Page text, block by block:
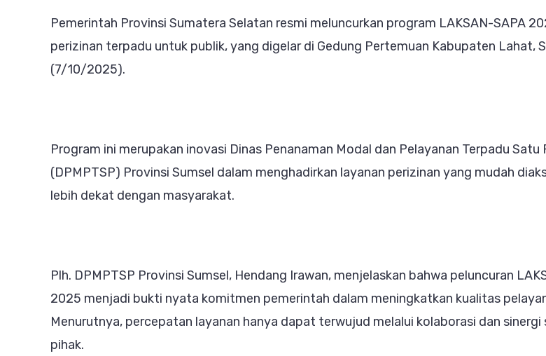
Kemudahan
Perizinan
Sumsel
Pemerintah Provinsi Sumatera Selatan resmi meluncurkan program LAKSAN-SAPA
perizinan terpadu untuk publik, yang digelar di Gedung Pertemuan Kabupaten Lahat,
(7/10/2025).
Program ini merupakan inovasi Dinas Penanaman Modal dan Pelayanan Terpadu Satu
(DPMPTSP) Provinsi Sumsel dalam menghadirkan layanan perizinan yang mudah
lebih dekat dengan masyarakat.
Plh. DPMPTSP Provinsi Sumsel, Hendang Irawan, menjelaskan bahwa peluncuran
2025 menjadi bukti nyata komitmen pemerintah dalam meningkatkan kualitas
Menurutnya, percepatan layanan hanya dapat terwujud melalui kolaborasi dan sinergi
pihak.